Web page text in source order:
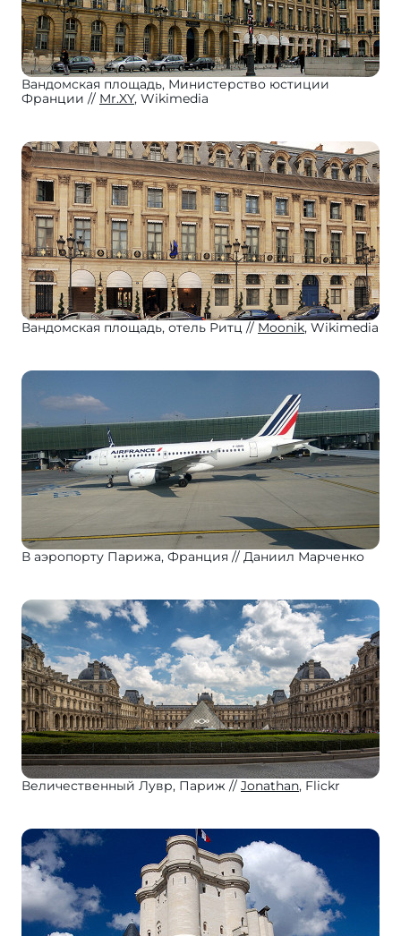
Вандомская площадь, Министерство юстиции
Франции
Mr.XY, Wikimedia
Вандомская площадь, отель Ритц Moonik, Wikimedia
В аэропорту Парижа, Франция Даниил Марченко
Величественный Лувр, Париж Jonathan, Flickr